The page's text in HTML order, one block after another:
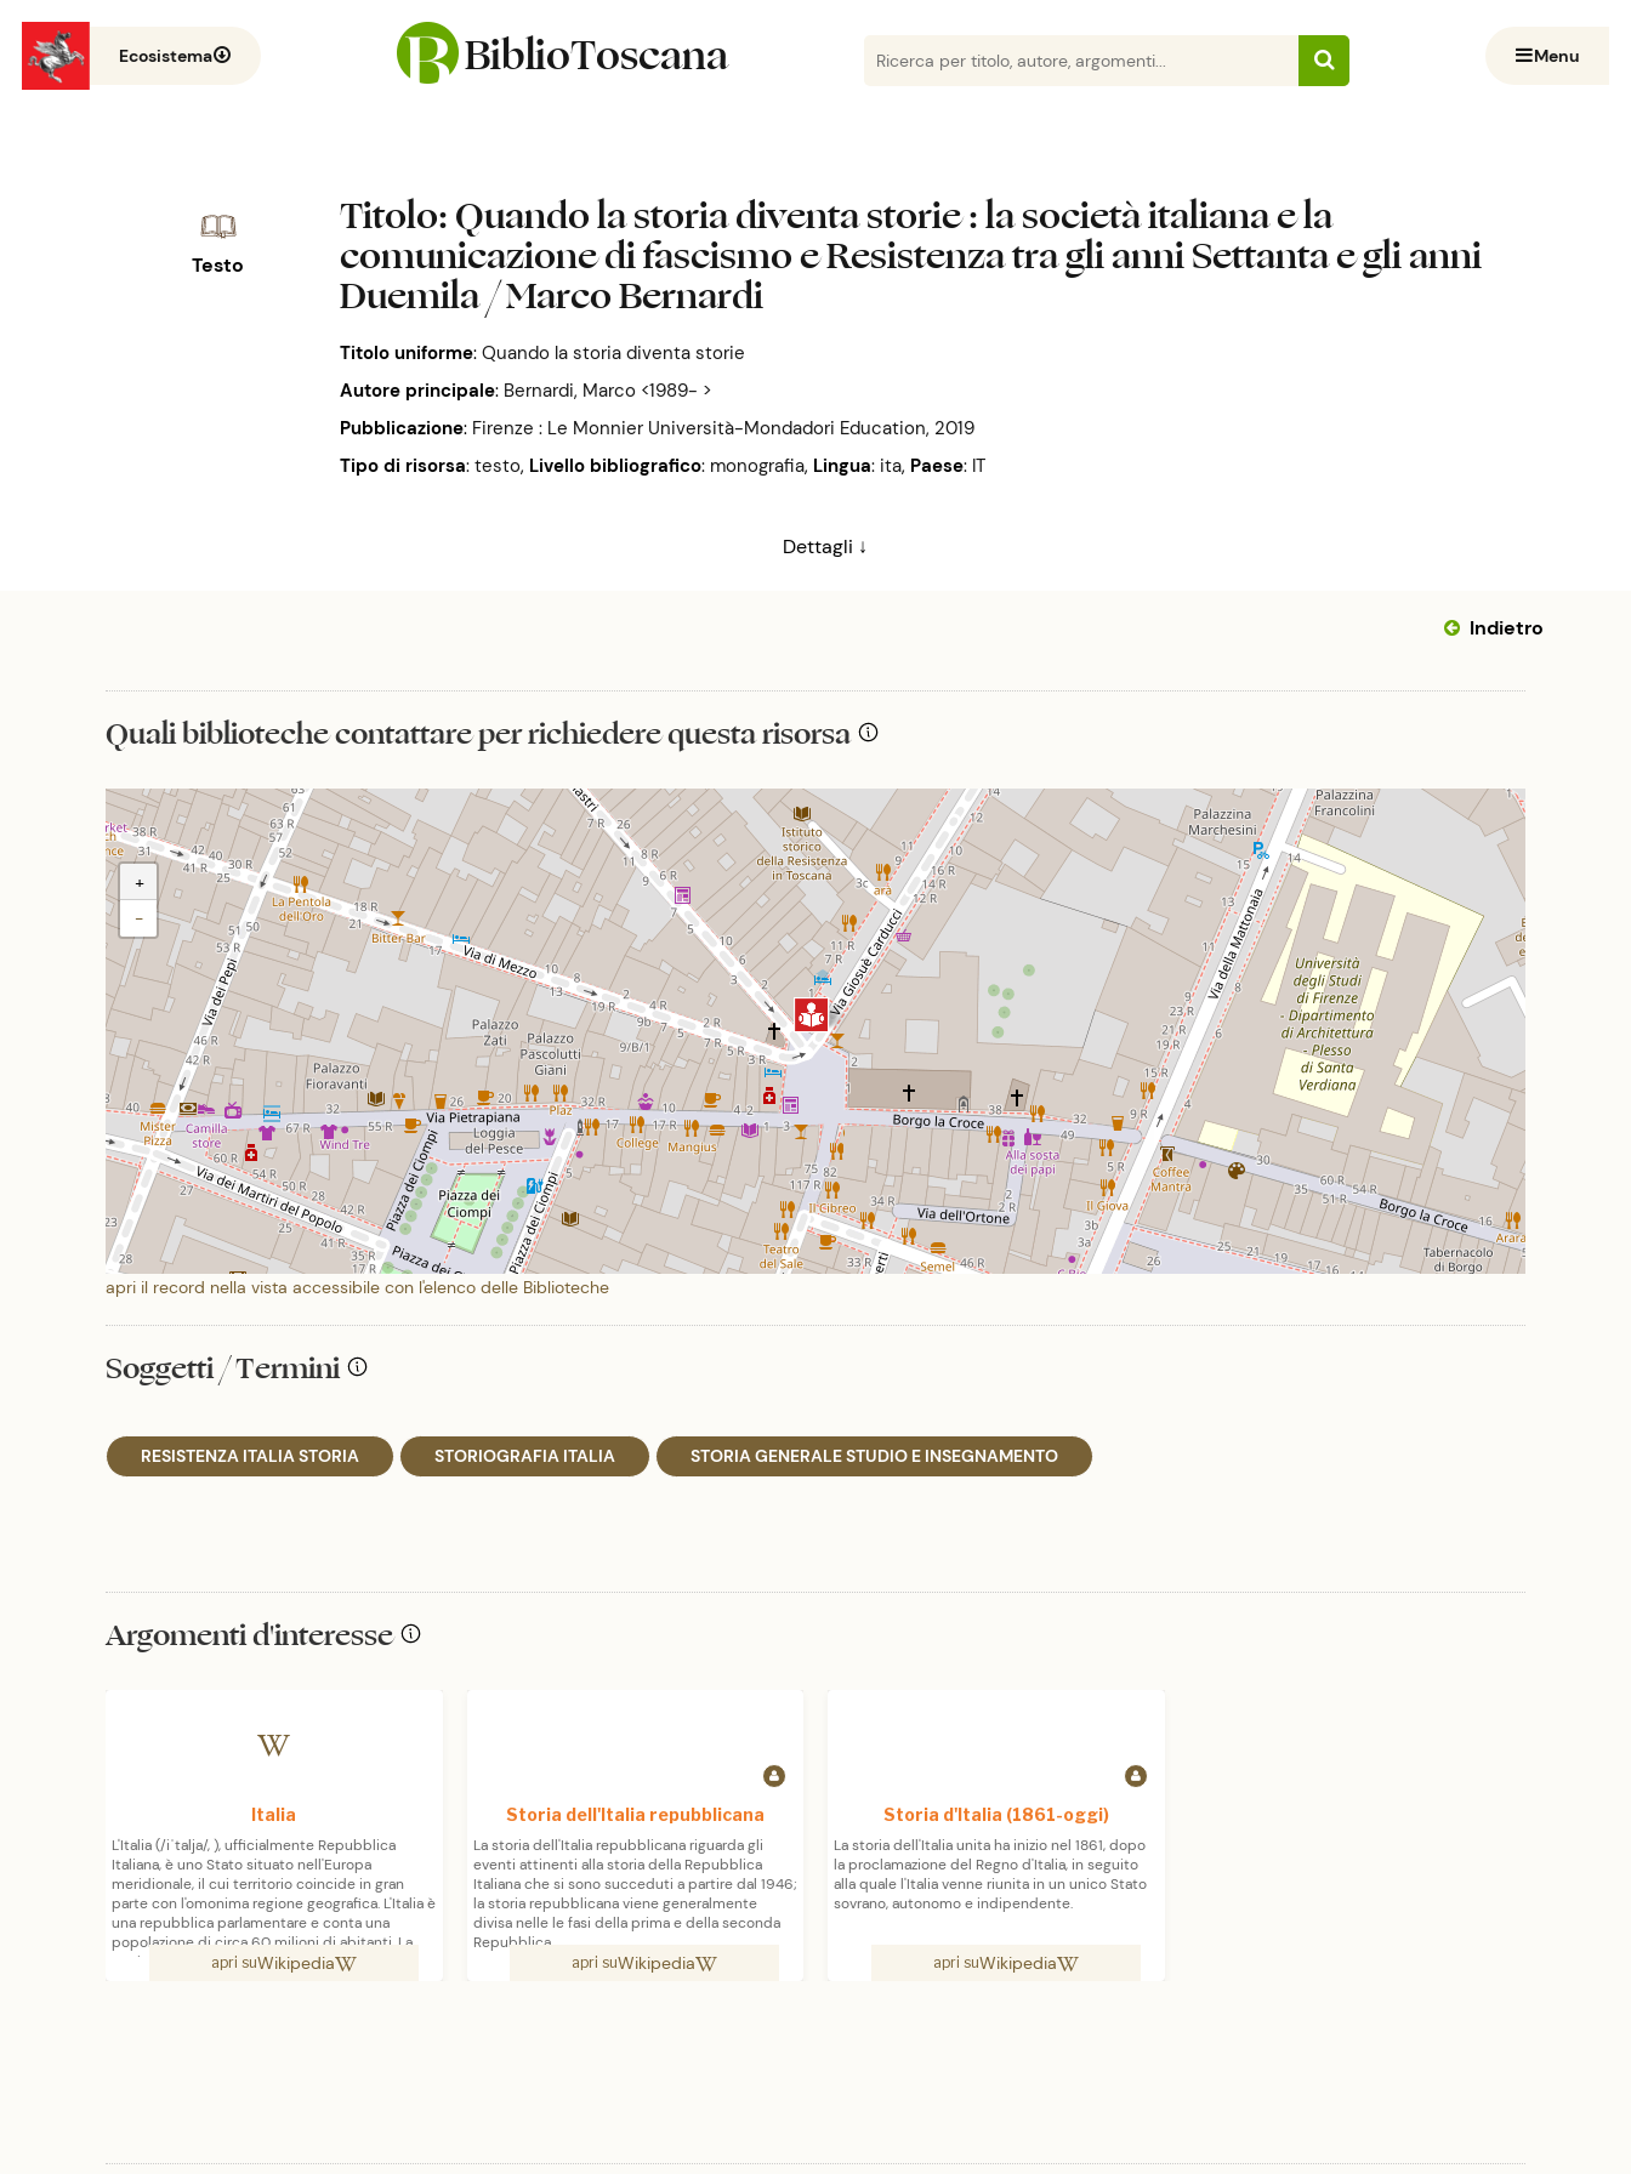
Ecosistema BiblioToscana Menu
Testo
Titolo: Quando la storia diventa storie : la società italiana e la
comunicazione di fascismo e Resistenza tra gli anni Settanta e gli anni
Duemila / Marco Bernardi
Titolo uniforme: Quando la storia diventa storie
Autore principale: Bernardi, Marco <1989- >
Pubblicazione: Firenze : Le Monnier Università-Mondadori Education, 2019
Tipo di risorsa: testo, Livello bibliografico: monografia, Lingua: ita, Paese: IT
Dettagli ↓
Indietro
Quali biblioteche contattare per richiedere questa risorsa
+
−
apri il record nella vista accessibile con l'elenco delle Biblioteche
Soggetti / Termini
RESISTENZA ITALIA STORIA STORIOGRAFIA ITALIA STORIA GENERALE STUDIO E INSEGNAMENTO
Argomenti d'interesse
Italia
L'Italia (/iˈtalja/, ), ufficialmente Repubblica
Italiana, è uno Stato situato nell'Europa
meridionale, il cui territorio coincide in gran
parte con l'omonima regione geografica. L'Italia è
una repubblica parlamentare e conta una
popolazione di circa 60 milioni di abitanti. La
capitale è Roma. La parte continentale,
apri suWikipedia
Storia dell'Italia repubblicana
La storia dell'Italia repubblicana riguarda gli
eventi attinenti alla storia della Repubblica
Italiana che si sono succeduti a partire dal 1946;
la storia repubblicana viene generalmente
divisa nelle le fasi della prima e della seconda
Repubblica.
apri suWikipedia
Storia d'Italia (1861-oggi)
La storia dell'Italia unita ha inizio nel 1861, dopo
la proclamazione del Regno d'Italia, in seguito
alla quale l'Italia venne riunita in un unico Stato
sovrano, autonomo e indipendente.
apri suWikipedia